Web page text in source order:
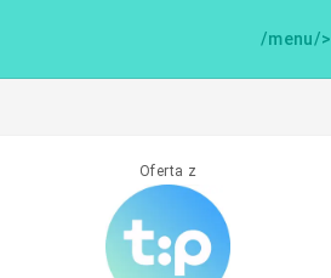
/menu/>
Oferta z